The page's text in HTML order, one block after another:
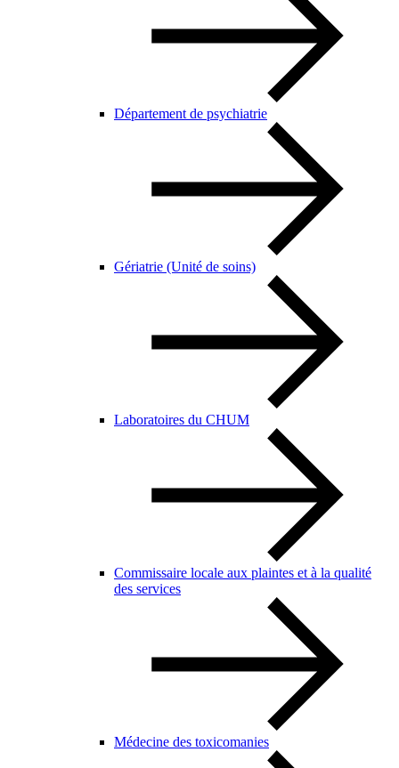
Département de psychiatrie
Gériatrie (Unité de soins)
Laboratoires du CHUM
Commissaire locale aux plaintes et à la qualité
des services
Médecine des toxicomanies